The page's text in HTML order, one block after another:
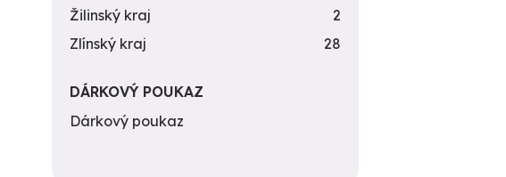
Žilinský kraj
2
Zlínský kraj
28
DÁRKOVÝ POUKAZ
Dárkový poukaz